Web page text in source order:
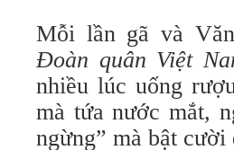
Mỗi lần gã và
Đoàn quân Việt
nhiều lúc uống
mà tứa nước mắt,
ngừng” mà bật